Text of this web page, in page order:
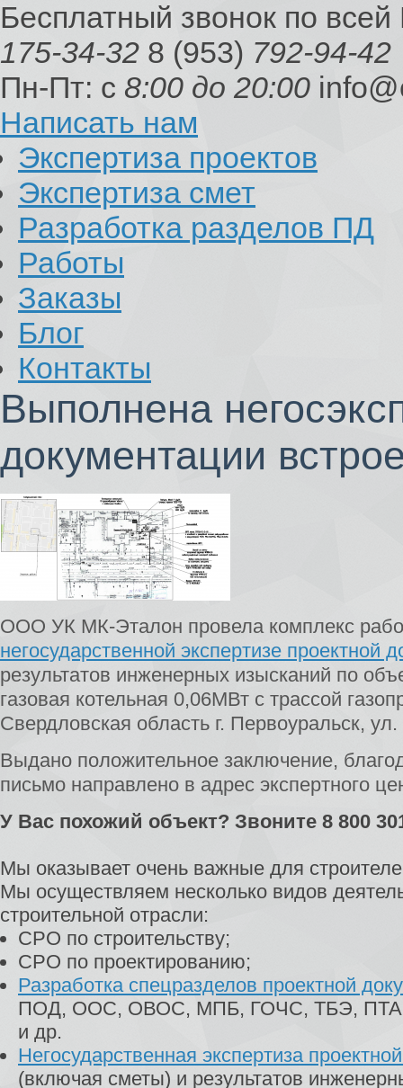
Бесплатный звонок по
175-34-32 8 (953) 792-94-42
Пн-Пт: с 8:00 до 20:00
Написать нам
Экспертиза проектов
Экспертиза смет
Разработка разделов ПД
Работы
Заказы
Блог
Контакты
Выполнена
документации
ООО УК МК-Эталон провела комплекс
негосударственной экспертизе проектной
результатов инженерных изысканий по
газовая котельная 0,06МВт с трассой
Свердловская область г. Первоуральск,
Выдано положительное заключение,
письмо направлено в адрес экспертного
У Вас похожий объект? Звоните 8 800
Мы оказывает очень важные для
Мы осуществляем несколько видов
строительной отрасли:
СРО по строительству;
СРО по проектированию;
Разработка спецразделов проектной
ПОД, ООС, ОВОС, МПБ, ГОЧС, ТБЭ,
и др.
Негосударственная экспертиза
(включая сметы) и результатов